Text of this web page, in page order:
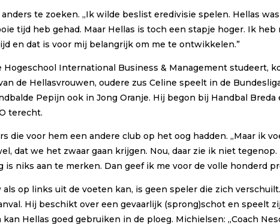
te zoeken. ,,Ik wilde beslist eredivisie spelen. Hellas
tijd heb gehad. Maar Hellas is toch een stapje hoger. Ik
en dat is voor mij belangrijk om me te ontwikkelen.”
Hogeschool International Business & Management studeert,
de Hellasvrouwen, oudere zus Celine speelt in de
Pepijn ook in Jong Oranje. Hij begon bij Handbal
terecht.
die voor hem een andere club op het oog hadden. ,,Maar ik
dat we het zwaar gaan krijgen. Nou, daar zie ik niet
niks aan te merken. Dan geef ik me voor de volle honderd
op links uit de voeten kan, is geen speler die zich
Hij beschikt over een gevaarlijk (sprong)schot en speelt
Hellas goed gebruiken in de ploeg. Michielsen: ,,Coach